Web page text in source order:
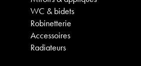
WC & bidets
Robinetterie
Accessoires
Radiateurs